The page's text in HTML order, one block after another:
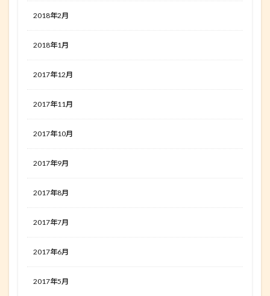
2018年2月
2018年1月
2017年12月
2017年11月
2017年10月
2017年9月
2017年8月
2017年7月
2017年6月
2017年5月